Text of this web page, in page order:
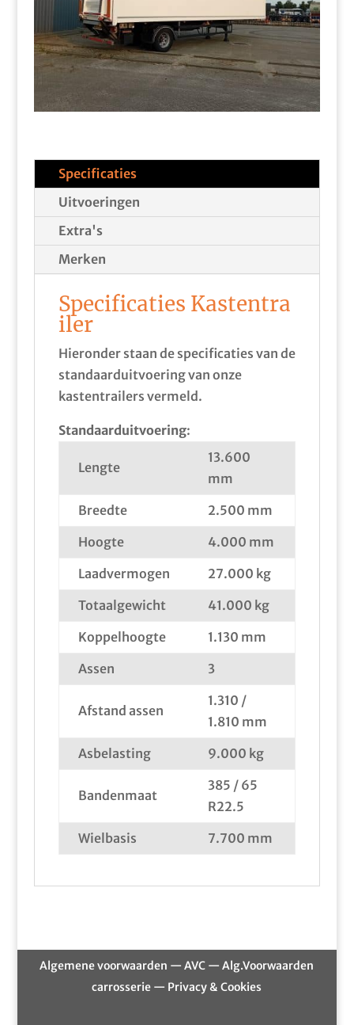
Specificaties
Uitvoeringen
Extra's
Merken
Specificaties Kastentra
iler
Hieronder staan de specificaties van de
standaarduitvoering van onze
kastentrailers vermeld.
Standaarduitvoering:
Lengte
13.600
mm
Breedte
2.500 mm
Hoogte
4.000 mm
Laadvermogen
27.000 kg
Totaalgewicht
41.000 kg
Koppelhoogte
1.130 mm
Assen
3
Afstand assen
1.310 /
1.810 mm
Asbelasting
9.000 kg
Bandenmaat
385 / 65
R22.5
Wielbasis
7.700 mm
Algemene voorwaarden —AVC —Alg.Voorwaarden
carrosserie — Privacy & Cookies